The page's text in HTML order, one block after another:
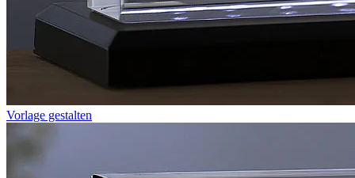
Vorlage gestalten